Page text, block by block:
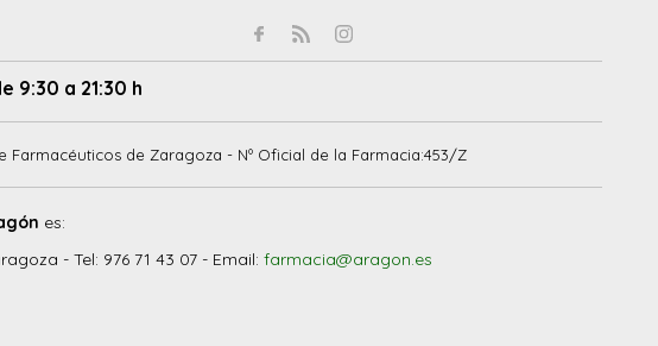
9:30 a 21:30 h
de Zaragoza - Nº Oficial de la Farmacia:453/Z
es:
- Tel: 976 71 43 07 - Email: farmacia@aragon.es